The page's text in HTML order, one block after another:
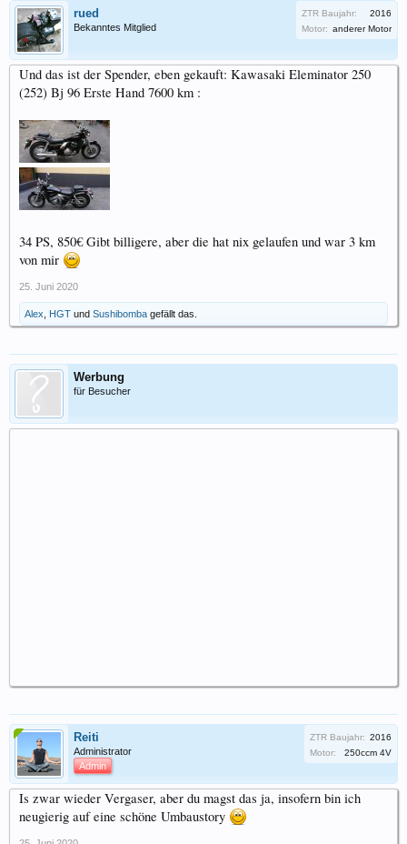
rued
Bekanntes Mitglied
ZTR Baujahr:
2016
Motor: anderer Motor
Und das ist der Spender, eben gekauft: Kawasaki Eleminator 250
(252) Bj 96 Erste Hand 7600 km :
34 PS, 850€ Gibt billigere, aber die hat nix gelaufen und war 3 km
von mir
25. Juni 2020
Alex HGT und Sushibomba gefällt das.
Werbung
für Besucher
Reiti
Administrator
Admin
ZTR Baujahr: 2016
Motor:
250ccm 4V
Is zwar wieder Vergaser, aber du magst das ja, insofern bin ich
neugierig auf eine schöne Umbaustory